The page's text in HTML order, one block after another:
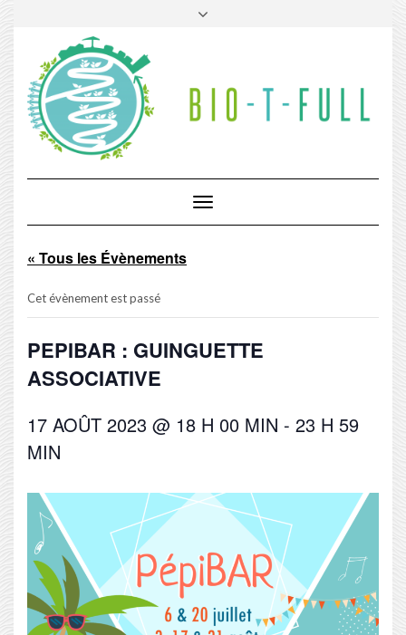
Toggle
Navigation
« Tous les Évènements
Cet évènement est passé
PEPIBAR : GUINGUETTE
ASSOCIATIVE
17 AOÛT 2023 @ 18 H 00 MIN - 23 H 59
MIN